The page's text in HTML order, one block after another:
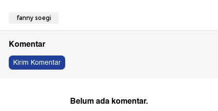
fanny soegi
Komentar
Kirim Komentar
Belum ada komentar.